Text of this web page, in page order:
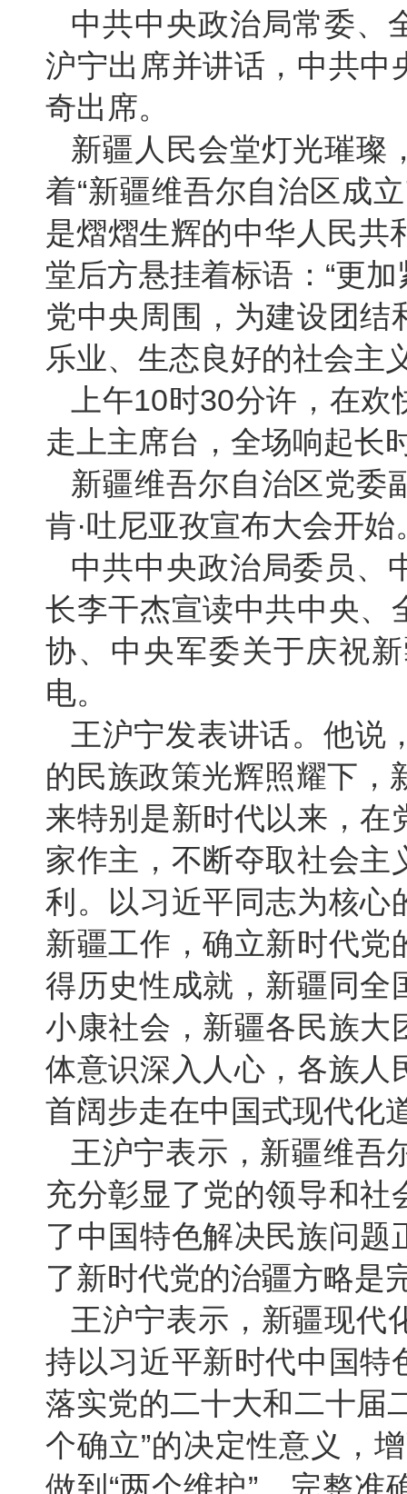
中共中央政治局常委、
沪宁出席并讲话，中共中
奇出席。
新疆人民会堂灯光璀璨
着“新疆维吾尔自治区成
是熠熠生辉的中华人民共
堂后方悬挂着标语：“更
党中央周围，为建设团
乐业、生态良好的社会主
上午10时30分许，在
走上主席台，全场响起长
新疆维吾尔自治区党委
肯·吐尼亚孜宣布大会开
中共中央政治局委员、
长李干杰宣读中共中央、
协、中央军委关于庆祝
电。
王沪宁发表讲话。他说
的民族政策光辉照耀下，
来特别是新时代以来，在
家作主，不断夺取社会主
利。以习近平同志为核心
新疆工作，确立新时代
得历史性成就，新疆同全
小康社会，新疆各民族大
体意识深入人心，各族人
首阔步走在中国式现代化
王沪宁表示，新疆维吾
充分彰显了党的领导和
了中国特色解决民族问
了新时代党的治疆方略是
王沪宁表示，新疆现代
持以习近平新时代中国特
落实党的二十大和二十届
个确立”的决定性意义，
做到“两个维护”，完整